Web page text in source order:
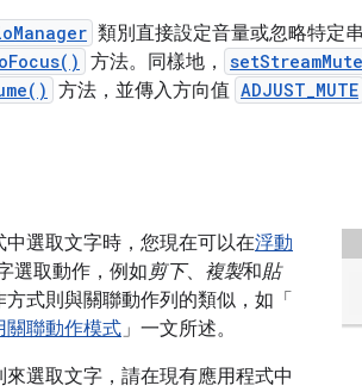
類別直接設定音量或忽略特定串
方法。同樣地，
方法，並傳入方向值 ADJUST_MUTE
選取文字時，您現在可以在浮動
選取動作，例如剪下、 複製和貼
式則與關聯動作列的類似，如「
關聯動作模式」一文所述。
選取文字，請在現有應用程式中